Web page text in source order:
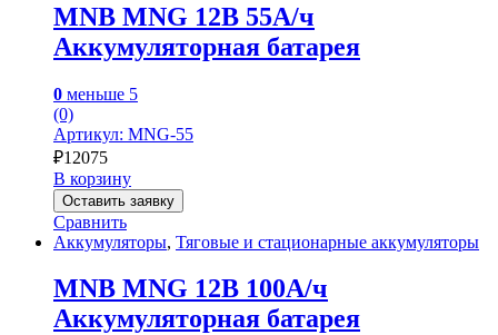
MNB MNG 12В 55А/ч
Аккумуляторная батарея
0 меньше 5
(0)
Артикул: MNG-55
₽12075
В корзину
Оставить заявку
Сравнить
Аккумуляторы, Тяговые и стационарные аккумуляторы
MNB MNG 12В 100А/ч
Аккумуляторная батарея